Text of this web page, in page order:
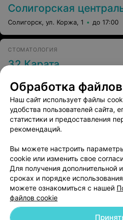
Солигорская центральная районная
Солигорск, ул. Коржа, 1 до 17:00
СТОМАТОЛОГИЯ
32 Карата
Добавить
Обработка
Наш сайт использует файлы
удобства пользователей сайта,
статистики и предоставления
рекомендаций.
Вы можете настроить
cookie или изменить свое
Для получения дополнительной
сроках и порядке
можете ознакомиться с нашей
файлов cookie